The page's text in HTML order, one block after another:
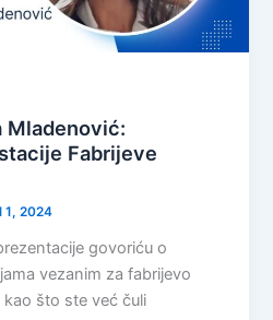
Mladenović:
Fabrijeve
1, 2024
govoriću o
vezanim za fabrijevo
što ste već čuli